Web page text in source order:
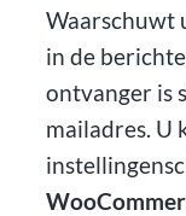
Waarschuwt
in de
ontvanger is
mailadres. U